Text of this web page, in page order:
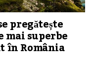
pregătește
superbe
în România